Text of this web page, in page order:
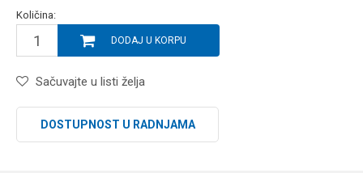
Količina:
DODAJ U KORPU
Sačuvajte u listi želja
DOSTUPNOST U RADNJAMA